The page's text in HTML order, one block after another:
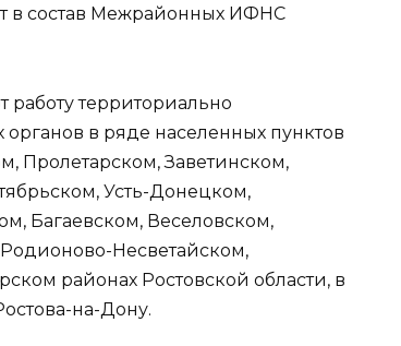
в состав Межрайонных ИФНС
территориально
в ряде населенных пунктов
Пролетарском, Заветинском,
Усть-Донецком,
Багаевском, Веселовском,
Несветайском,
районах Ростовской области, в
на-Дону.